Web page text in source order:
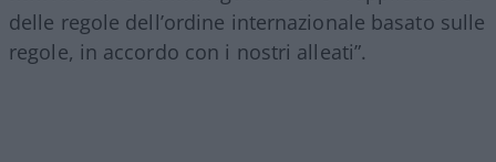
delle regole dell’ordine internazionale basato sulle
regole, in accordo con i nostri alleati”.